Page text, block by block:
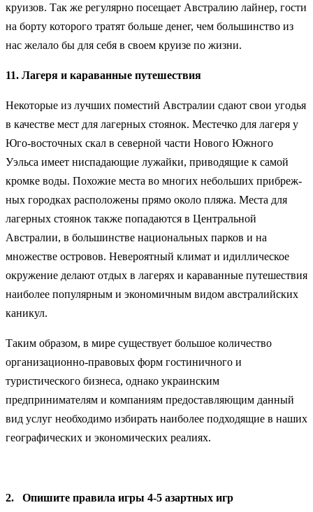
круизов. Так же регулярно посещает Австралию лайнер, гости
на борту которого тратят больше денег, чем большинство из
нас желало бы для себя в своем круизе по жизни.
11. Лагеря и караванные путешествия
Некоторые из лучших поместий Австралии сдают свои уго­дья
в качестве мест для лагерных стоянок. Местечко для лагеря у
Юго-восточных скал в северной части Нового Южного
Уэльса имеет ниспадающие лужайки, приводящие к самой
кромке воды. Похожие места во многих небольших прибреж­
ных городках расположены прямо около пляжа. Места для
лагерных стоянок также попадаются в Центральной
Австралии, в большинстве национальных парков и на
множестве ос­тровов. Невероятный климат и идиллическое
окружение де­лают отдых в лагерях и караванные путешествия
наиболее популярным и экономичным видом австралийских
каникул.
Таким образом, в мире существует большое количество
организационно-правовых форм гостиничного и
туристического бизнеса, однако украинским
предпринимателям и компаниям предоставляющим данный
вид услуг необходимо избирать наиболее подходящие в наших
географических и экономических реалиях.
2. Опишите правила игры 4-5 азартных игр